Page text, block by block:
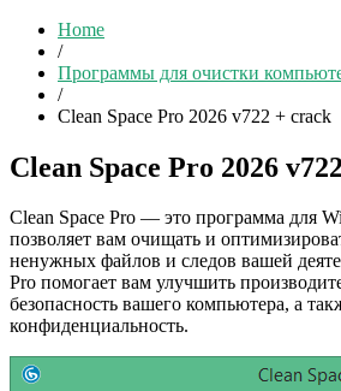
Home
/
Программы для очистки
/
Clean Space Pro 2026 v722 + crack
Clean Space Pro 2026
Clean Space Pro — это программа для
позволяет вам очищать и
ненужных файлов и следов вашей
Pro помогает вам улучшить
безопасность вашего компьютера, а
конфиденциальность.